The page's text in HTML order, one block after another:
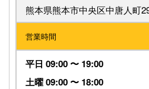
熊本県熊本市中央区中唐人町
営業時間
平日 09:00 〜 19:00
土曜 09:00 〜 18:00